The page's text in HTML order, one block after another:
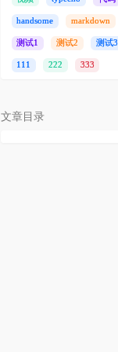
handsome markdown
测试1 测试2 测试3
111 222 333
文章目录